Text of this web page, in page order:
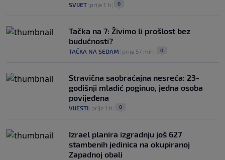
SVIJET prije 1 h 0
Tačka na 7: Živimo li prošlost bez
budućnosti?
TAČKA NA SEDAM prije 57 min 0
Stravična saobraćajna nesreća: 23-
godišnji mladić poginuo, jedna osoba
povijeđena
VIJESTI prije 1 h 0
Izrael planira izgradnju još 627
stambenih jedinica na okupiranoj
Zapadnoj obali